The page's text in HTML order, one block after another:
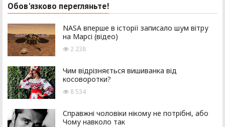
Обов'язково перегляньте!
NASA вперше в історії записало шум вітру
на Марсі (відео)
2 238
Чим відрізняється вишиванка від
косоворотки?
8 534
Справжні чоловіки нікому не потрібні, або
Чому навколо так